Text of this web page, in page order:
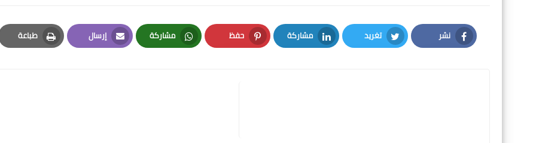
نشر
Facebook
تغريد
Twitter
مشاركة
LinkedIn
حفظ
Pinterest
مشاركة
Whatsapp
إرسال
Email
طباعة
Print